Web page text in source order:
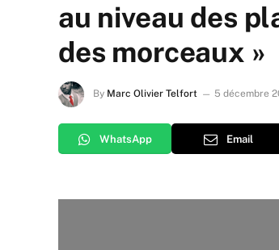
au niveau des
des morceaux »
By Marc Olivier Telfort 5 décembre
WhatsApp Email